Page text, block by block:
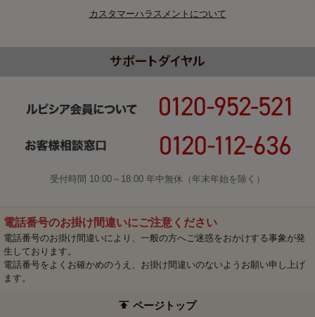
カスタマーハラスメントについて
受付時間 10:00～18:00 年中無休（年末年始を除く）
電話番号のお掛け間違いにご注意ください
電話番号のお掛け間違いにより、一般の方へご迷惑をおかけする事象が発
生しております。
電話番号をよくお確かめのうえ、お掛け間違いのないようお願い申し上げ
ます。
ページトップ